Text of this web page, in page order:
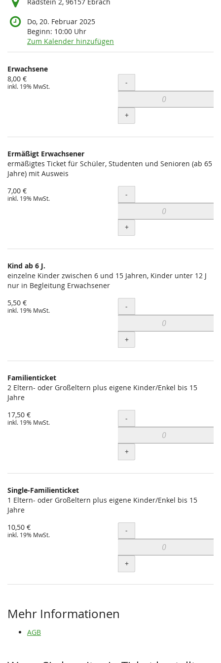
Do, 20. Februar 2025
Beginn: 10:00 Uhr
Zum Kalender hinzufügen
Produkte
Unkategorisierte
Produkte
Erwachsene
8,00 €
inkl. 19% MwSt. Menge
-
+
Ermäßigt Erwachsener
ermäßigtes Ticket für Schüler, Studenten und Senioren (ab 65
Jahre) mit Ausweis
7,00 €
inkl. 19% MwSt. Menge
-
+
Kind ab 6 J.
einzelne Kinder zwischen 6 und 15 Jahren, Kinder unter 12 J
nur in Begleitung Erwachsener
5,50 €
inkl. 19% MwSt. Menge
-
+
Familienticket
2 Eltern- oder Großeltern plus eigene Kinder/Enkel bis 15
Jahre
17,50 €
inkl. 19% MwSt. Menge
-
+
Single-Familienticket
1 Eltern- oder Großeltern plus eigene Kinder/Enkel bis 15
Jahre
10,50 €
inkl. 19% MwSt. Menge
-
+
Mehr Informationen
AGB